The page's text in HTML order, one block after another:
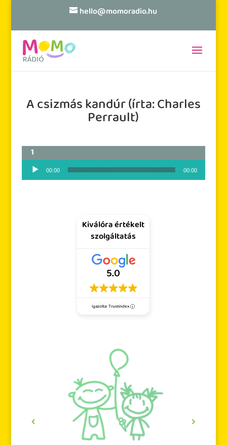
hello@momoradio.hu
A csizmás kandúr (írta: Charles
Perrault)
Audió lejátszó
00:00 00:00
Kiválóra értékelt
szolgáltatás
5.0
igazolta: Trustindex